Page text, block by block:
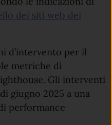
dei siti web dei
d’intervento per il
metriche di
Gli interventi
giugno 2025 a una
performance